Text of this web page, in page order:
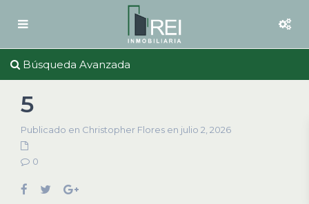
Búsqueda Avanzada
5
Publicado en Christopher Flores en julio 2, 2026
0